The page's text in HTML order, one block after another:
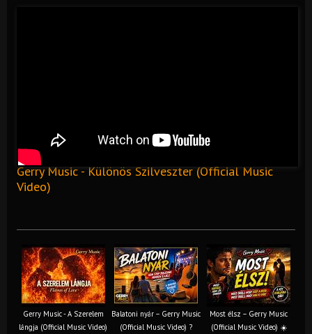
Gerry Music - Különös Szilveszter (Official Music
Video)
Gerry Music - A Szerelem
lángja (Official Music Video)
Balatoni nyár – Gerry Music
(Official Music Video) ?
Most élsz – Gerry Music
(Official Music Video) ☀️